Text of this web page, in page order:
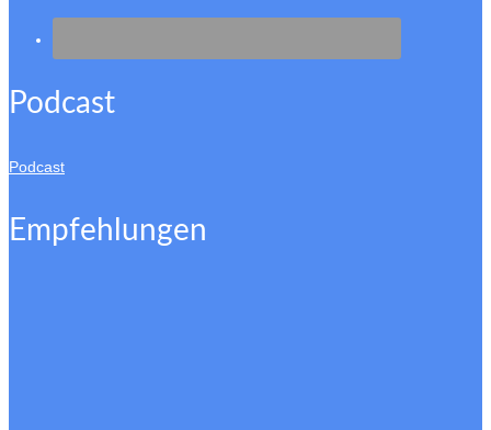
Podcast
Podcast
Empfehlungen